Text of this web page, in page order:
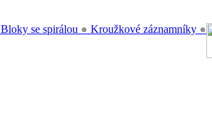
Bloky se spirálou ● Kroužkové záznamníky ●